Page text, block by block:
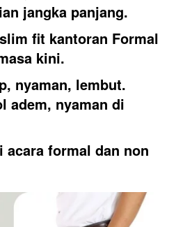
jangka panjang.
fit kantoran Formal
kini.
nyaman, lembut.
adem, nyaman di
acara formal dan non